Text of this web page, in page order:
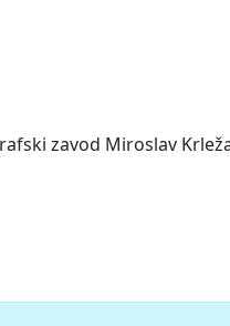
zavod Miroslav